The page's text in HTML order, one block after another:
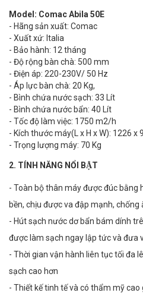
Model: Comac Abila 50E
- Hãng sản xuất: Comac
- Xuất xứ: Italia
- Bảo hành: 12 tháng
- Độ rộng bàn chà: 500 mm
- Điện áp: 220-230V/ 50 Hz
- Áp lực bàn chà: 20 Kg,
- Bình chứa nước sạch: 33 Lít
- Bình chứa nước bẩn: 40 Lít
- Tốc độ làm việc: 1750 m2/h
- Kích thước máy(L x H x W): 1226 x
- Trọng lượng máy: 70 Kg
2. TÍNH NĂNG NỔI BẬT
- Toàn bộ thân máy được đúc bằng
bền, chịu được va đập mạnh, chống
- Hút sạch nước dơ bẩn bám dính
được làm sạch ngay lập tức và đưa
- Thời gian vận hành liên tục tối đa
sạch cao hơn ­
- Thiết kế tinh tế và có thẩm mỹ